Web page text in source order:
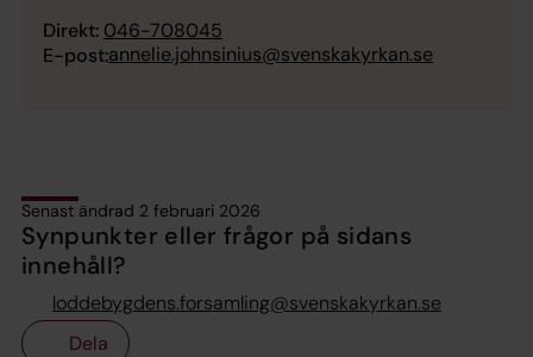
Direkt: 046-708045
E-post:annelie.johnsinius@svenskakyrkan.se
Senast ändrad 2 februari 2026
Synpunkter eller frågor på sidans
innehåll?
loddebygdens.forsamling@svenskakyrkan.se
Dela